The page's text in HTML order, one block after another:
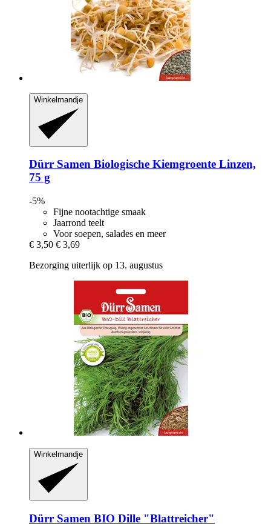
Winkelmandje
Dürr Samen Biologische Kiemgroente Linzen,
75 g
-5%
Fijne nootachtige smaak
Jaarrond teelt
Voor soepen, salades en meer
€ 3,50 € 3,69
Bezorging uiterlijk op 13. augustus
Winkelmandje
Dürr Samen BIO Dille "Blattreicher"